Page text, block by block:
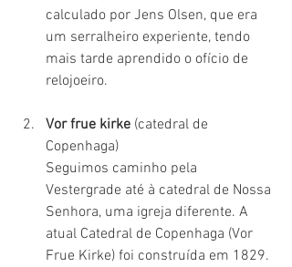
calculado por Jens Olsen, que era
um serralheiro experiente, tendo
mais tarde aprendido o ofício de
relojoeiro.
Vor frue kirke (catedral de
Copenhaga)
Seguimos caminho pela
Vestergrade até à catedral de Nossa
Senhora, uma igreja diferente. A
atual Catedral de Copenhaga (Vor
Frue Kirke) foi construída em 1829.